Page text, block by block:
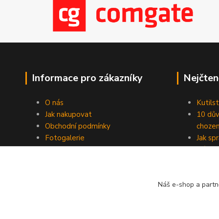
Informace pro zákazníky
O nás
Jak nakupovat
Obchodní podmínky
Fotogalerie
Kontakty
10
Jak
Náš e-shop a